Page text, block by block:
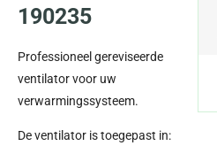
190235
Professioneel gereviseerde
ventilator voor uw
verwarmingssysteem.
De ventilator is toegepast in: